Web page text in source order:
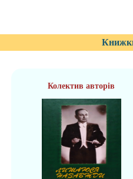
Колектив авторів